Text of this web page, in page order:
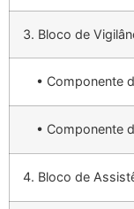
3. Bloco de
• Componente
• Componente
4. Bloco de